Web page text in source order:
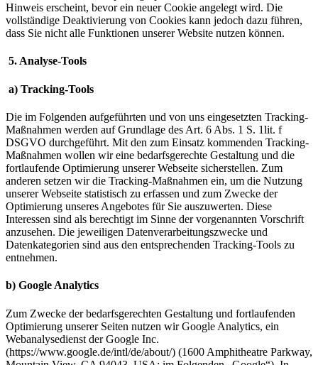
Hinweis erscheint, bevor ein neuer Cookie angelegt wird. Die
vollständige Deaktivierung von Cookies kann jedoch dazu führen,
dass Sie nicht alle Funktionen unserer Website nutzen können.
5. Analyse-Tools
a) Tracking-Tools
Die im Folgenden aufgeführten und von uns eingesetzten Tracking-
Maßnahmen werden auf Grundlage des Art. 6 Abs. 1 S. 1lit. f
DSGVO durchgeführt. Mit den zum Einsatz kommenden Tracking-
Maßnahmen wollen wir eine bedarfsgerechte Gestaltung und die
fortlaufende Optimierung unserer Webseite sicherstellen. Zum
anderen setzen wir die Tracking-Maßnahmen ein, um die Nutzung
unserer Webseite statistisch zu erfassen und zum Zwecke der
Optimierung unseres Angebotes für Sie auszuwerten. Diese
Interessen sind als berechtigt im Sinne der vorgenannten Vorschrift
anzusehen. Die jeweiligen Datenverarbeitungszwecke und
Datenkategorien sind aus den entsprechenden Tracking-Tools zu
entnehmen.
b) Google Analytics
Zum Zwecke der bedarfsgerechten Gestaltung und fortlaufenden
Optimierung unserer Seiten nutzen wir Google Analytics, ein
Webanalysedienst der Google Inc.
(https://www.google.de/intl/de/about/) (1600 Amphitheatre Parkway,